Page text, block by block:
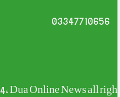
03347710656
Dua Online News all